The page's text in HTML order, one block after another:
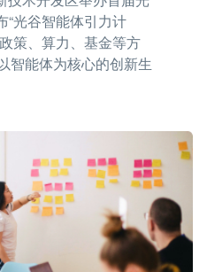
“光谷智能体引力计
策、算力、基金等方
智能体为核心的创新生